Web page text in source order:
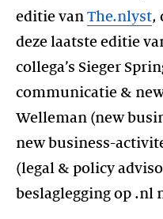
editie van The.nlyst,
deze laatste editie
collega’s Sieger
communicatie &
Welleman (new
new business-
(legal & policy
beslaglegging op .nl